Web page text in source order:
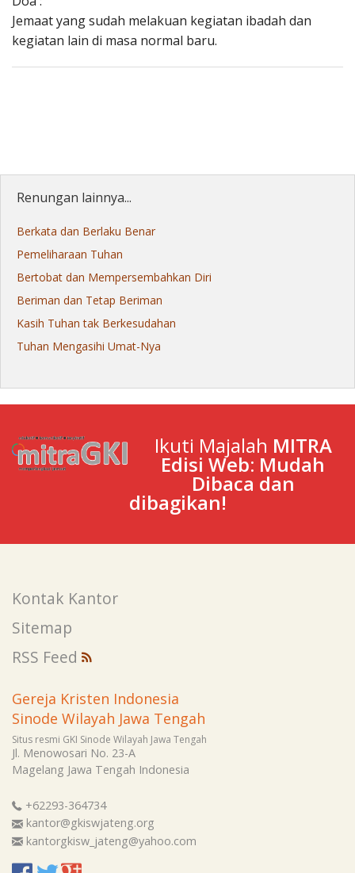
Jemaat yang sudah melakuan kegiatan ibadah dan
kegiatan lain di masa normal baru.
Renungan lainnya...
Berkata dan Berlaku Benar
Pemeliharaan Tuhan
Bertobat dan Mempersembahkan Diri
Beriman dan Tetap Beriman
Kasih Tuhan tak Berkesudahan
Tuhan Mengasihi Umat-Nya
Ikuti Majalah MITRA
Edisi Web: Mudah
Dibaca dan
dibagikan!
Kontak Kantor
Sitemap
RSS Feed
Gereja Kristen Indonesia
Sinode Wilayah Jawa Tengah
Situs resmi GKI Sinode Wilayah Jawa Tengah
Jl. Menowosari No. 23-A
Magelang Jawa Tengah Indonesia
+62293-364734
kantor@gkiswjateng.org
kantorgkisw_jateng@yahoo.com